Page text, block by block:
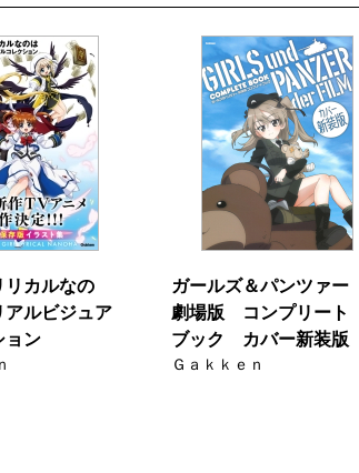
リカルなの
ルビジュア
ョン
ガールズ＆パンツァー
劇場版 コンプリート
ブック カバー新装版
Ｇａｋｋｅｎ